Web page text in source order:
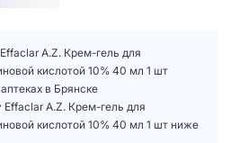
A.Z. Крем-гель для
кислотой 10% 40 мл 1 шт
в Брянске
A.Z. Крем-гель для
кислотой 10% 40 мл 1 шт ниже